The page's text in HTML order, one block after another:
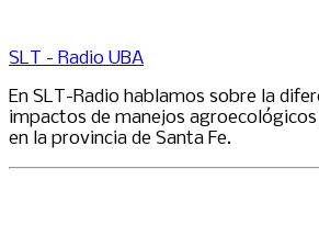
SLT - Radio UBA
En SLT-Radio hablamos sobre la
impactos de manejos
en la provincia de Santa Fe.